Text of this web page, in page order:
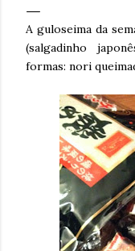
A guloseima da
(salgadinho
formas: nori